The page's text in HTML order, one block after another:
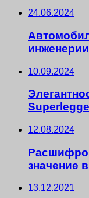
24.06.2024
10.09.2024
12.08.2024
значение
13.12.2021